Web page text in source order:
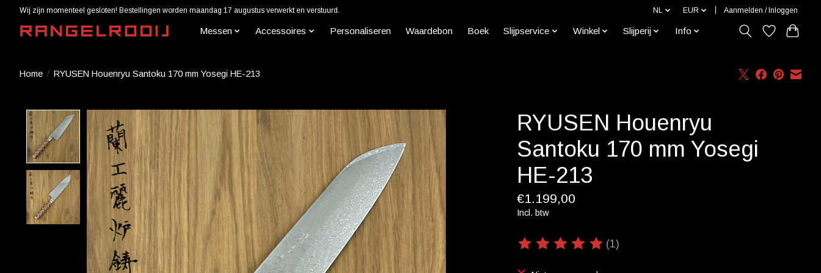
Wij zijn momenteel gesloten! Bestellingen worden maandag 17 augustus verwerkt en verstuurd. NL EUR Aanmelden / Inloggen
Messen Accessoires Personaliseren Waardebon Boek Slijpservice Winkel Slijperij Info
Home / RYUSEN Houenryu Santoku 170 mm Yosegi HE-213
Product image slideshow Items
RYUSEN Houenryu
Santoku 170 mm Yosegi
HE-213
€1.199,00
Incl. btw
De beoordeling van dit product is
(1)